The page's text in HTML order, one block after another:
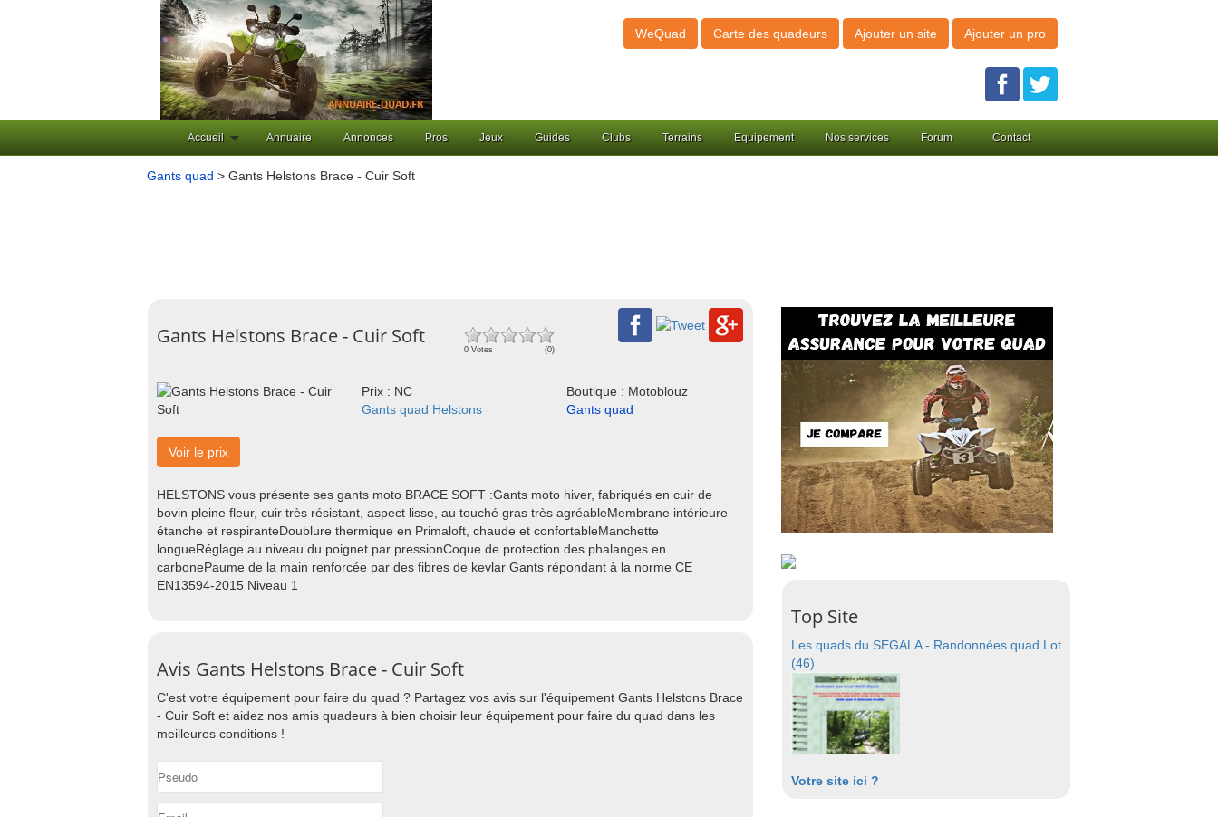
WeQuad Carte des quadeurs Ajouter un site Ajouter un pro
Accueil Annuaire Annonces Pros Jeux Guides Clubs Terrains Equipement Nos services Forum Contact
Gants quad > Gants Helstons Brace - Cuir Soft
Gants Helstons Brace - Cuir Soft
0 Votes (0)
Prix : NC
Boutique : Motoblouz
Gants quad Helstons
Gants quad
Voir le prix
HELSTONS vous présente ses gants moto BRACE SOFT :Gants moto hiver, fabriqués en cuir de
bovin pleine fleur, cuir très résistant, aspect lisse, au touché gras très agréableMembrane intérieure
étanche et respiranteDoublure thermique en Primaloft, chaude et confortableManchette
longueRéglage au niveau du poignet par pressionCoque de protection des phalanges en
carbonePaume de la main renforcée par des fibres de kevlar Gants répondant à la norme CE
EN13594-2015 Niveau 1
Avis Gants Helstons Brace - Cuir Soft
C'est votre équipement pour faire du quad ? Partagez vos avis sur l'équipement Gants Helstons Brace
- Cuir Soft et aidez nos amis quadeurs à bien choisir leur équipement pour faire du quad dans les
meilleures conditions !
Top Site
Les quads du SEGALA - Randonnées quad Lot
(46)
Votre site ici ?